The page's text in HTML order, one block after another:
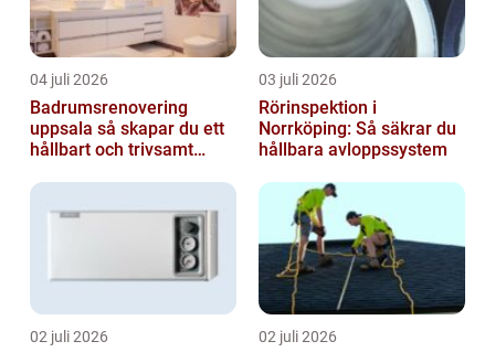
04 juli 2026
Badrumsrenovering
uppsala så skapar du ett
hållbart och trivsamt
03 juli 2026
Rörinspektion i
Norrköping: Så säkrar du
hållbara avloppssystem
02 juli 2026 02 juli 2026